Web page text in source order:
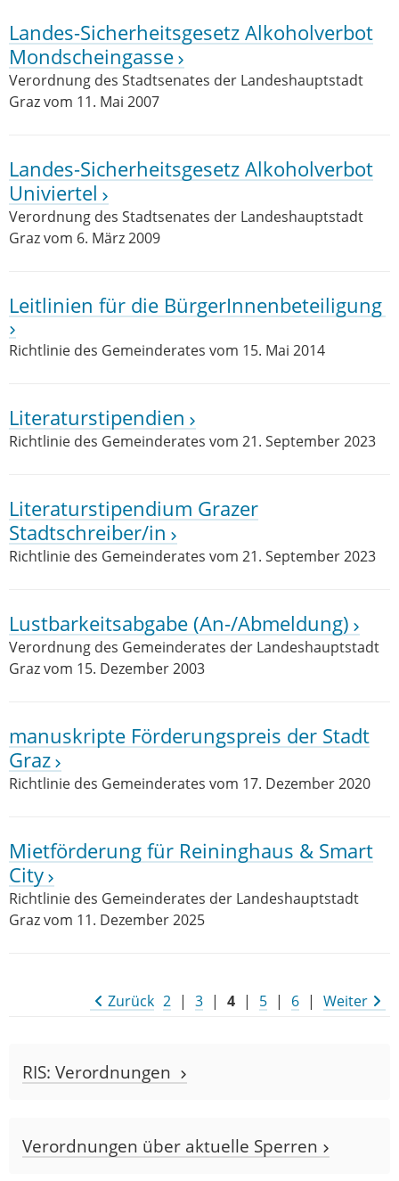
Landes-Sicherheitsgesetz Alkoholverbot
Mondscheingasse
Verordnung des Stadtsenates der Landeshauptstadt
Graz vom 11. Mai 2007
Landes-Sicherheitsgesetz Alkoholverbot
Univiertel
Verordnung des Stadtsenates der Landeshauptstadt
Graz vom 6. März 2009
Leitlinien für die BürgerInnenbeteiligung
Richtlinie des Gemeinderates vom 15. Mai 2014
Literaturstipendien
Richtlinie des Gemeinderates vom 21. September 2023
Literaturstipendium Grazer
Stadtschreiber/in
Richtlinie des Gemeinderates vom 21. September 2023
Lustbarkeitsabgabe (An-/Abmeldung)
Verordnung des Gemeinderates der Landeshauptstadt
Graz vom 15. Dezember 2003
manuskripte Förderungspreis der Stadt
Graz
Richtlinie des Gemeinderates vom 17. Dezember 2020
Mietförderung für Reininghaus & Smart
City
Richtlinie des Gemeinderates der Landeshauptstadt
Graz vom 11. Dezember 2025
Zurück 2 | 3 | 4 | 5 | 6 | Weiter
RIS: Verordnungen
Verordnungen über aktuelle Sperren